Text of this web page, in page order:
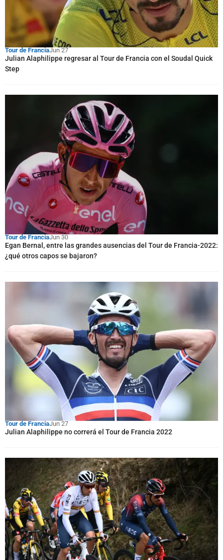
Tour de FranciaJun 27
Julian Alaphilippe regresar al Tour de Francia con el Soudal Quick
Step
Tour de FranciaJun 30
Egan Bernal, entre las grandes ausencias del Tour de Francia-2022:
¿qué otros capos se bajaron?
Tour de FranciaJun 27
Julian Alaphilippe no correrá el Tour de Francia 2022